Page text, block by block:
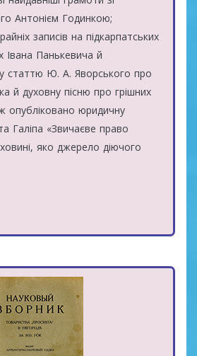
Антонієм Годинкою;
записів на підкарпатських
Івана Панькевича й
статтю Ю. А. Яворського про
й духовну пісню про грішних
опубліковано юридичну
Галіпа «Звичаєве право
яко джерело діючого